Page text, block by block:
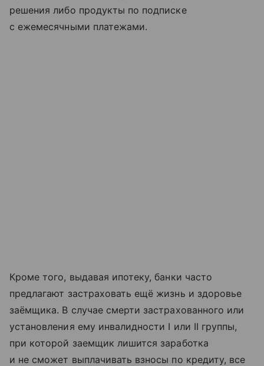
решения либо продукты по подписке
с ежемесячными платежами.
Кроме того, выдавая ипотеку, банки часто
предлагают застраховать ещё жизнь и здоровье
заёмщика. В случае смерти застрахованного или
установления ему инвалидности I или II группы,
при которой заемщик лишится заработка
и не сможет выплачивать взносы по кредиту, все